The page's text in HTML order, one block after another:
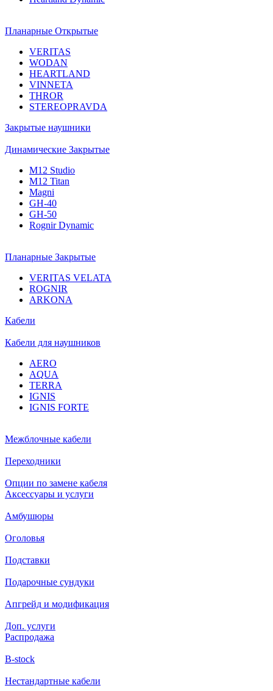
Планарные Открытые
VERITAS
WODAN
HEARTLAND
VINNETA
THROR
STEREOPRAVDA
Закрытые наушники
Динамические Закрытые
M12 Studio
M12 Titan
Magni
GH-40
GH-50
Rognir Dynamic
Планарные Закрытые
VERITAS VELATA
ROGNIR
ARKONA
Кабели
Кабели для наушников
AERO
AQUA
TERRA
IGNIS
IGNIS FORTE
Межблочные кабели
Переходники
Опции по замене кабеля
Аксессуары и услуги
Амбушюры
Оголовья
Подставки
Подарочные сундуки
Апгрейд и модификация
Доп. услуги
Распродажа
B-stock
Нестандартные кабели